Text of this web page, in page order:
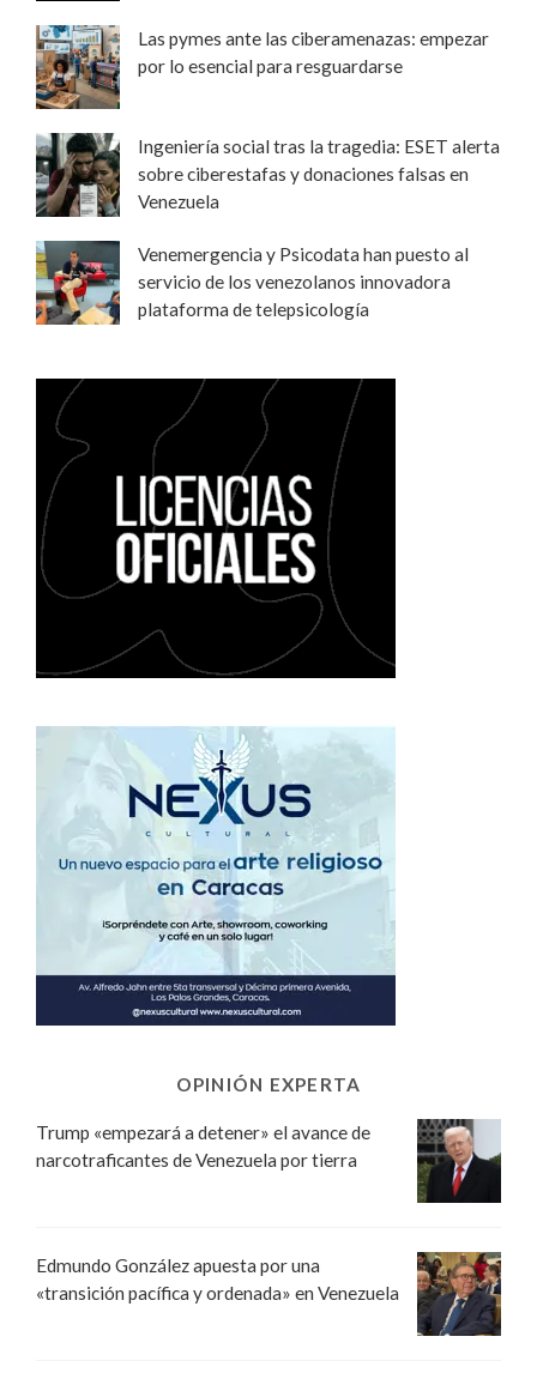
Las pymes ante las ciberamenazas: empezar
por lo esencial para resguardarse
Ingeniería social tras la tragedia: ESET alerta
sobre ciberestafas y donaciones falsas en
Venezuela
Venemergencia y Psicodata han puesto al
servicio de los venezolanos innovadora
plataforma de telepsicología
OPINIÓN EXPERTA
Trump «empezará a detener» el avance de
narcotraficantes de Venezuela por tierra
Edmundo González apuesta por una
«transición pacífica y ordenada» en Venezuela